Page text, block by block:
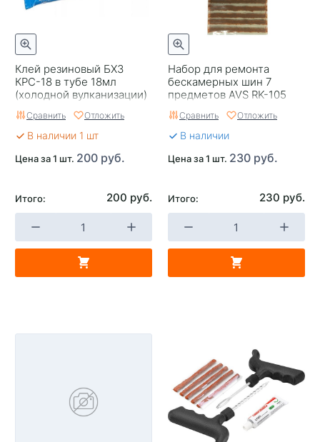
Клей резиновый БХЗ
КРС-18 в тубе 18мл
(холодной вулканизации)
Сравнить Отложить
В наличии 1 шт
Цена за 1 шт. 200 руб.
Итого: 200 руб.
Набор для ремонта
бескамерных шин 7
предметов AVS RK-105
Сравнить Отложить
В наличии
Цена за 1 шт. 230 руб.
Итого: 230 руб.